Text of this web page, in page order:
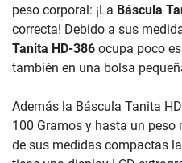
peso corporal: ¡La Báscula
correcta! Debido a sus
Tanita HD-386 ocupa poco
también en una bolsa
Además la Báscula Tanita
100 Gramos y hasta un peso
de sus medidas compactas la